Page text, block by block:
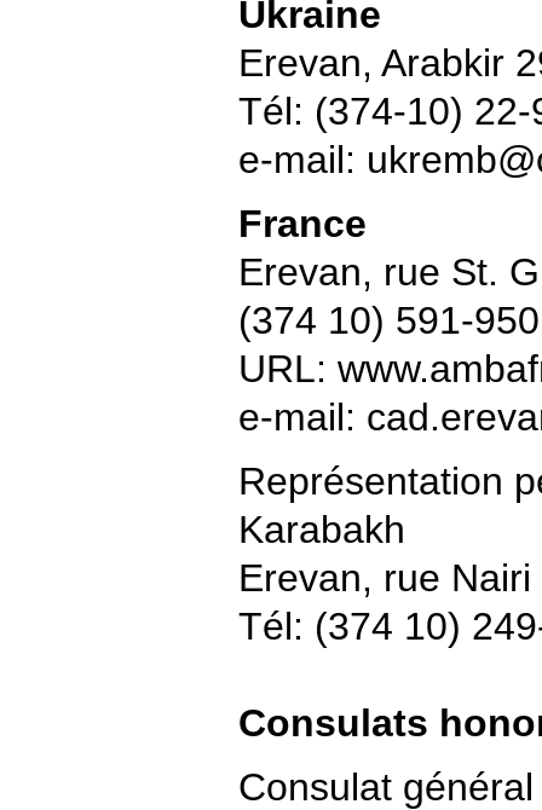
Ukraine
Erevan, Arabkir
Tél: (374-10) 22-
e-mail:
France
Erevan, rue St.
(374 10) 591-950
URL:
e-mail:
Représentation
Karabakh
Erevan, rue
Tél: (374 10)
Consulats
Consulat